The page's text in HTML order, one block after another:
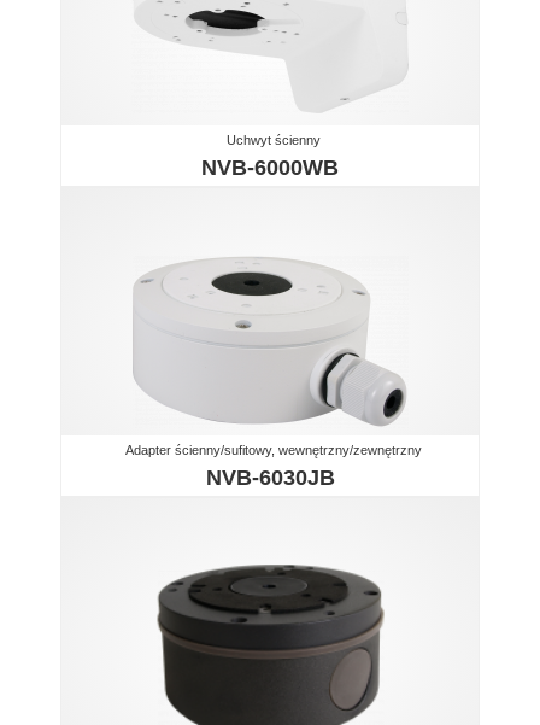
Uchwyt ścienny
NVB-6000WB
Adapter ścienny/sufitowy, wewnętrzny/zewnętrzny
NVB-6030JB